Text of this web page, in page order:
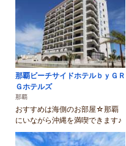
那覇ビーチサイドホテルｂｙＧＲ
Ｇホテルズ
那覇
おすすめは海側のお部屋☆那覇
にいながら沖縄を満喫できます♪